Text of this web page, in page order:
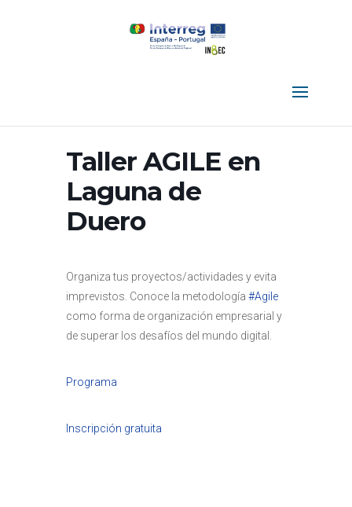
Taller AGILE en
Laguna de
Duero
Organiza tus proyectos/actividades y evita
imprevistos. Conoce la metodología #Agile
como forma de organización empresarial y
de superar los desafíos del mundo digital.
Programa
Inscripción gratuita